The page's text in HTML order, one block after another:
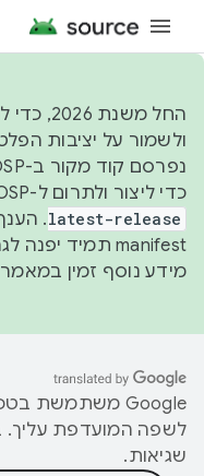
החל
ולשמור על יציבות
כדי ליצור ולתרום ל-AOSP, צריך להשתמש ב-
latest-release
.
מידע נוסף זמין במאמר
לשפה המועדפת עליך.
שגיאות.